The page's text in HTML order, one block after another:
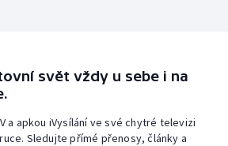
svět vždy u sebe i na
a apkou iVysílání ve své chytré televizi
Sledujte přímé přenosy, články a